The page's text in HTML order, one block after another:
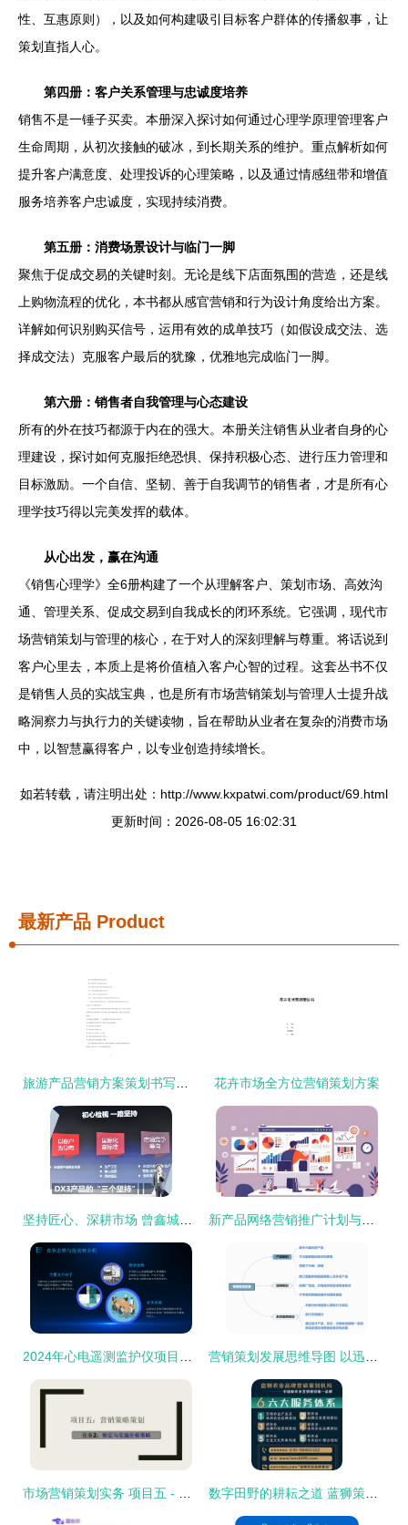
性、互惠原则），以及如何构建吸引目标客户群体的传播叙事，让
策划直指人心。
第四册：客户关系管理与忠诚度培养
销售不是一锤子买卖。本册深入探讨如何通过心理学原理管理客户
生命周期，从初次接触的破冰，到长期关系的维护。重点解析如何
提升客户满意度、处理投诉的心理策略，以及通过情感纽带和增值
服务培养客户忠诚度，实现持续消费。
第五册：消费场景设计与临门一脚
聚焦于促成交易的关键时刻。无论是线下店面氛围的营造，还是线
上购物流程的优化，本书都从感官营销和行为设计角度给出方案。
详解如何识别购买信号，运用有效的成单技巧（如假设成交法、选
择成交法）克服客户最后的犹豫，优雅地完成临门一脚。
第六册：销售者自我管理与心态建设
所有的外在技巧都源于内在的强大。本册关注销售从业者自身的心
理建设，探讨如何克服拒绝恐惧、保持积极心态、进行压力管理和
目标激励。一个自信、坚韧、善于自我调节的销售者，才是所有心
理学技巧得以完美发挥的载体。
从心出发，赢在沟通
《销售心理学》全6册构建了一个从理解客户、策划市场、高效沟
通、管理关系、促成交易到自我成长的闭环系统。它强调，现代市
场营销策划与管理的核心，在于对人的深刻理解与尊重。将话说到
客户心里去，本质上是将价值植入客户心智的过程。这套丛书不仅
是销售人员的实战宝典，也是所有市场营销策划与管理人士提升战
略洞察力与执行力的关键读物，旨在帮助从业者在复杂的消费市场
中，以智慧赢得客户，以专业创造持续增长。
如若转载，请注明出处：http://www.kxpatwi.com/product/69.html
更新时间：2026-08-05 16:02:31
最新产品 Product
花卉市场全方位营销策划方案